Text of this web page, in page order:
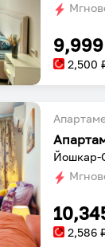
9,999
2,500
Йошкар-
2,586